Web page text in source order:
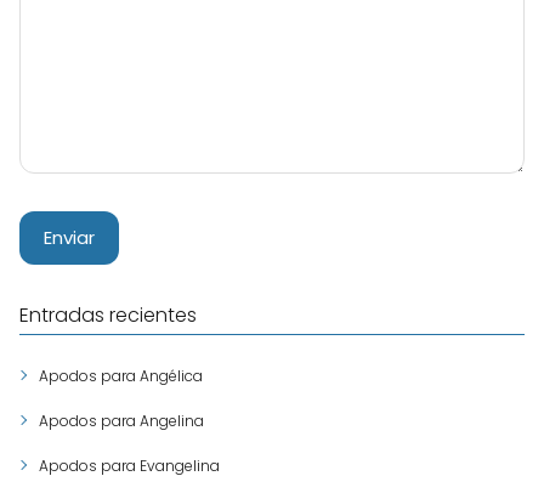
Entradas recientes
Apodos para Angélica
Apodos para Angelina
Apodos para Evangelina